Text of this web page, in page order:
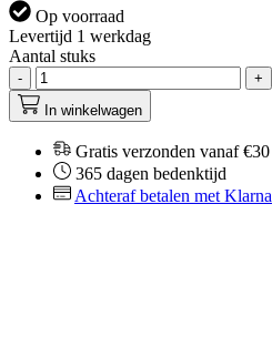
Op voorraad
Levertijd 1 werkdag
Aantal stuks
-
+
In winkelwagen
Gratis verzonden vanaf €30
365 dagen bedenktijd
Achteraf betalen met Klarna